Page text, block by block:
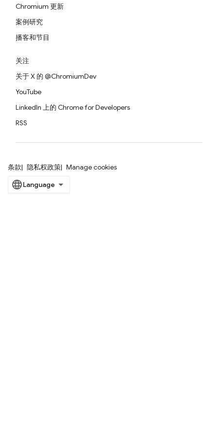
Chromium 更新
案例研究
播客和节目
关注
关于 X 的 @ChromiumDev
YouTube
LinkedIn 上的 Chrome for Developers
RSS
条款 隐私权政策 Manage cookies